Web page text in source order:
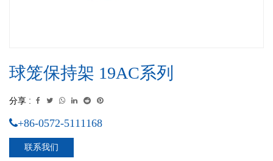
球笼保持架 19AC系列
分享 :
+86-0572-5111168
联系我们